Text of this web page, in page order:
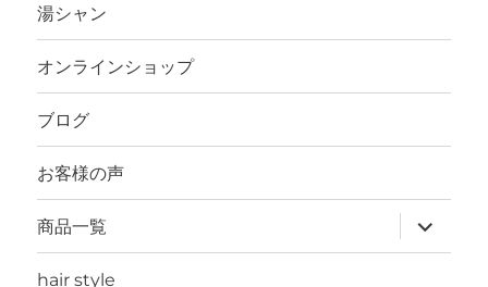
開
湯シャン
オンラインショップ
ブログ
お客様の声
商品一覧
ブ
メ
hair style